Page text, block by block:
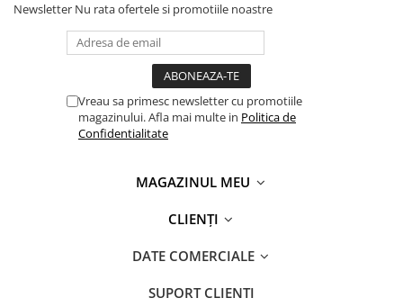
Newsletter Nu rata ofertele si promotiile noastre
Vreau sa primesc newsletter cu promotiile
magazinului. Afla mai multe in Politica de
Confidentialitate
MAGAZINUL MEU
CLIENȚI
DATE COMERCIALE
SUPORT CLIENTI